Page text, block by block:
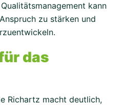
kann
zu stärken und
das
Richartz macht deutlich,